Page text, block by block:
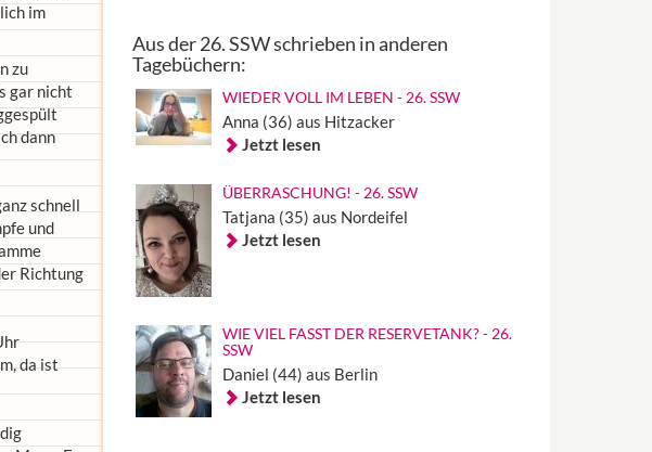
im
zu
gar nicht
dann
schnell
und
Richtung
da ist
Aus der 26. SSW schrieben in anderen
Tagebüchern:
WIEDER VOLL IM LEBEN - 26. SSW
Anna (36) aus Hitzacker
Jetzt lesen
ÜBERRASCHUNG! - 26. SSW
Tatjana (35) aus Nordeifel
Jetzt lesen
WIE VIEL FASST DER RESERVETANK? - 26.
SSW
Daniel (44) aus Berlin
Jetzt lesen